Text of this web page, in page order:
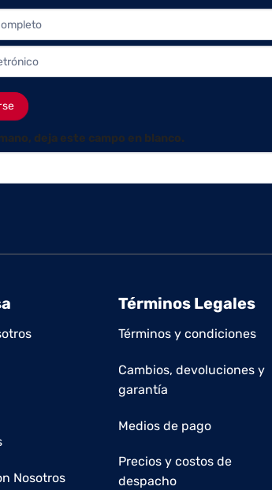
deja este campo en blanco.
Nosotros
Términos Legales
Términos y condiciones
Cambios, devoluciones y
garantía
Medios de pago
Precios y costos de
despacho